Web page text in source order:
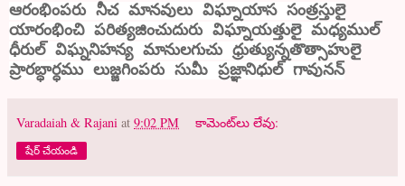
ఆరంభింపరు నీచ మానవులు విఘ్నాయాస సంత్రస్తులై
యారంభించి పరిత్యజించుదురు విఘ్నాయత్తులై మధ్యముల్
ధీరుల్ విఘ్ననిహన్య మానులగుచు ధ్రుత్యున్నతొత్సాహులై
ప్రారబ్ధార్ధము లుజ్జగింపరు సుమీ ప్రజ్ఞానిధుల్ గావునన్
Varadaiah & Rajani at 9:02 PM కామెంట్‌లు లేవు:
షేర్ చేయండి